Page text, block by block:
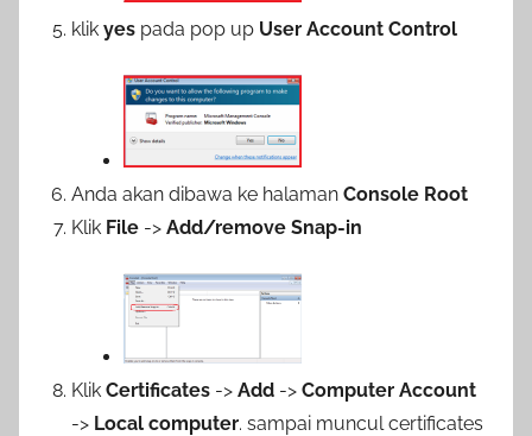
klik yes pada pop up User Account Control
Anda akan dibawa ke halaman Console Root
Klik File -> Add/remove Snap-in
Klik Certificates -> Add -> Computer Account
-> Local computer. sampai muncul certificates